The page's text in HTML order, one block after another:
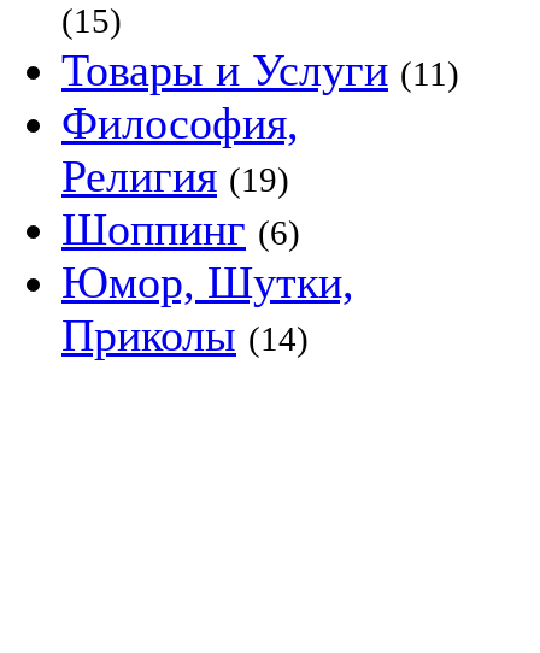
(15)
Товары и Услуги (11)
Философия,
Религия (19)
Шоппинг (6)
Юмор, Шутки,
Приколы (14)